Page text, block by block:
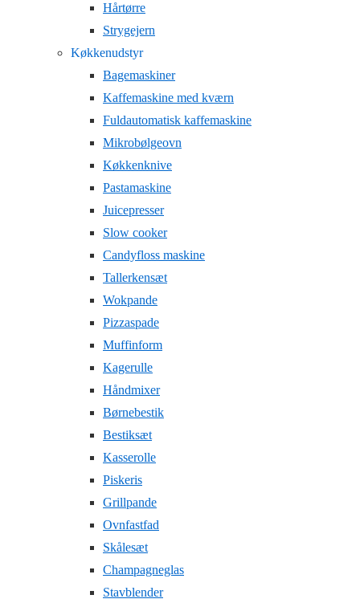
Hårtørre
Strygejern
Køkkenudstyr
Bagemaskiner
Kaffemaskine med kværn
Fuldautomatisk kaffemaskine
Mikrobølgeovn
Køkkenknive
Pastamaskine
Juicepresser
Slow cooker
Candyfloss maskine
Tallerkensæt
Wokpande
Pizzaspade
Muffinform
Kagerulle
Håndmixer
Børnebestik
Bestiksæt
Kasserolle
Piskeris
Grillpande
Ovnfastfad
Skålesæt
Champagneglas
Stavblender